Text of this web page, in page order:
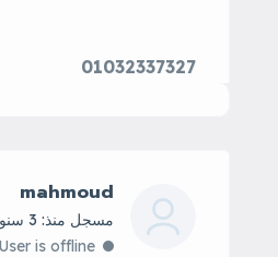
01032337327
mahmoud
مسجل منذ: 3 سنوات
User is offline